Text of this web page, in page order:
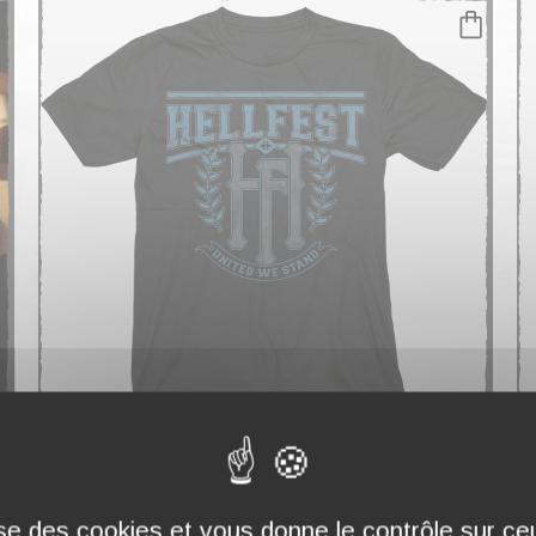
T-SHIRT "URBAN LOGO" NOIR
des cookies et vous donne le contrôle sur